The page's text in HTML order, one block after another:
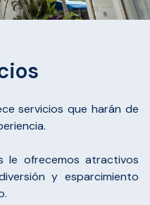
servicios que harán de
le ofrecemos atractivos
y esparcimiento